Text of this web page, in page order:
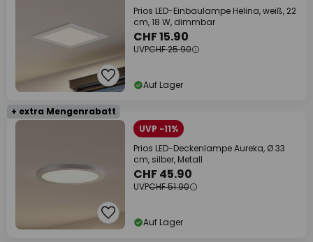
Prios LED-Einbaulampe Helina, weiß, 22
cm, 18 W, dimmbar
CHF 15.90
UVPCHF 25.90
Auf Lager
+ extra Mengenrabatt
UVP -11%
Prios LED-Deckenlampe Aureka, Ø 33
cm, silber, Metall
CHF 45.90
UVPCHF 51.90
Auf Lager